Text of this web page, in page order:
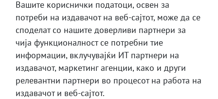
Вашите кориснички податоци, освен за
потреби на издавачот на веб-сајтот, може да се
споделат со нашите доверливи партнери за
чија функционалност се потребни тие
информации, вклучувајќи ИТ партнери на
издавачот, маркетинг агенции, како и други
релевантни партнери во процесот на работа на
издавачот и веб-сајтот.